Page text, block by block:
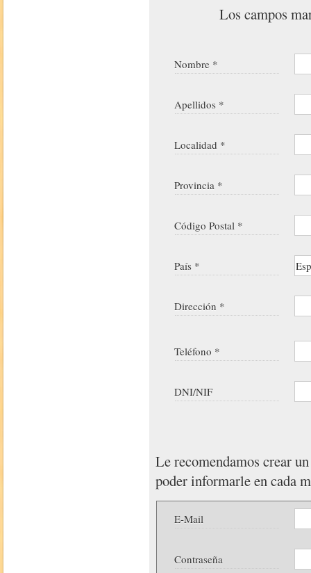
Los campos
Nombre *
Apellidos *
Localidad *
Provincia *
Código Postal *
País *
Dirección *
Teléfono *
DNI/NIF
Le recomendamos crear
poder informarle en cada
E-Mail
Contraseña